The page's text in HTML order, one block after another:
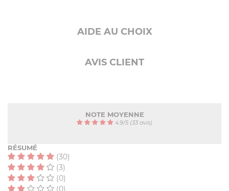
AIDE AU CHOIX
AVIS CLIENT
NOTE MOYENNE
4.9/5 (33 avis)
RÉSUMÉ
(30)
(3)
(0)